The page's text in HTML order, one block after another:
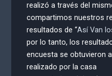
realizó a través del
compartimos nuestros
resultados de “Así Van
por lo tanto, los
encuesta se obtuvieron
realizado por la casa